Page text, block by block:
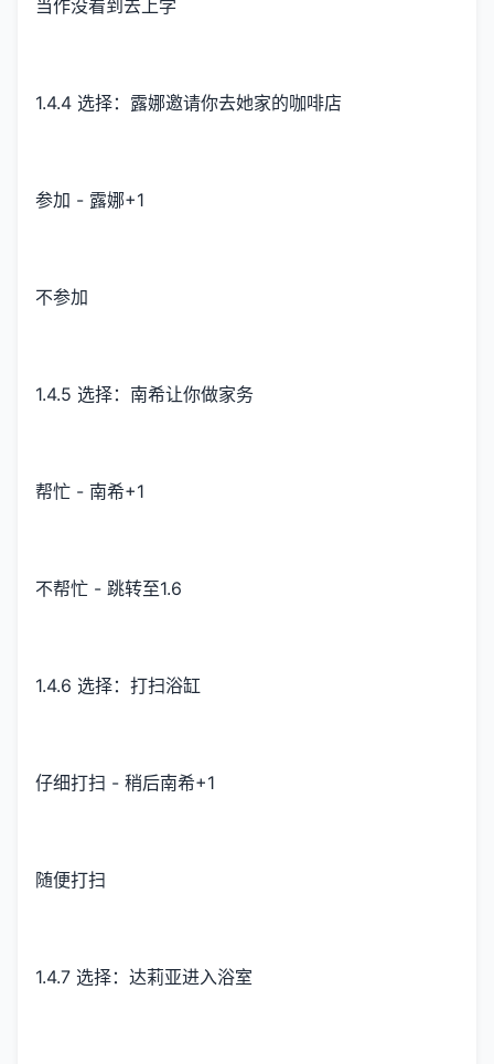
当作没看到去上学
1.4.4 选择：露娜邀请你去她家的咖啡店
参加 - 露娜+1
不参加
1.4.5 选择：南希让你做家务
帮忙 - 南希+1
不帮忙 - 跳转至1.6
1.4.6 选择：打扫浴缸
仔细打扫 - 稍后南希+1
随便打扫
1.4.7 选择：达莉亚进入浴室